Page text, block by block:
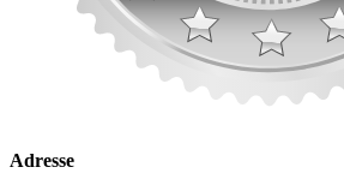
Adresse